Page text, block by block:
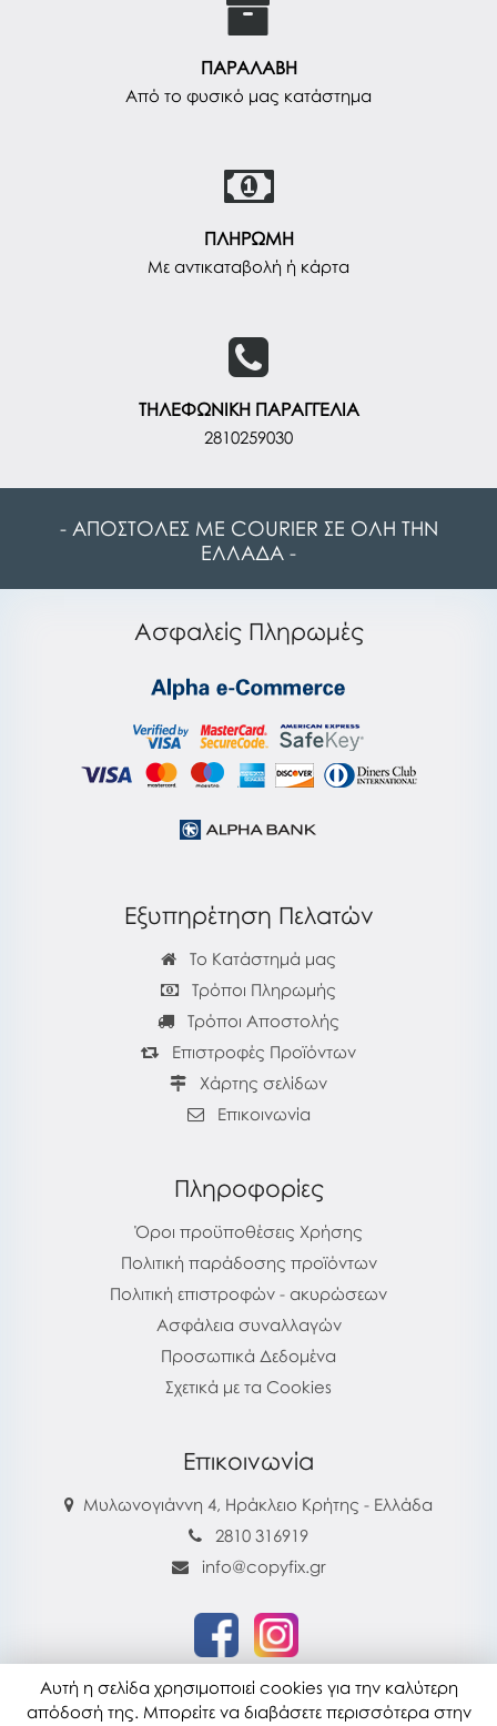
ΠΑΡΑΛΑΒΗ
Από το φυσικό μας κατάστημα
ΠΛΗΡΩΜΗ
Με αντικαταβολή ή κάρτα
ΤΗΛΕΦΩΝΙΚΗ ΠΑΡΑΓΓΕΛΙΑ
2810259030
- ΑΠΟΣΤΟΛΕΣ ΜΕ COURIER ΣΕ ΟΛΗ ΤΗΝ
ΕΛΛΑΔΑ -
Ασφαλείς Πληρωμές
Εξυπηρέτηση Πελατών
Το Κατάστημά μας
Τρόποι Πληρωμής
Τρόποι Αποστολής
Επιστροφές Προϊόντων
Χάρτης σελίδων
Επικοινωνία
Πληροφορίες
Όροι προϋποθέσεις Χρήσης
Πολιτική παράδοσης προϊόντων
Πολιτική επιστροφών - ακυρώσεων
Ασφάλεια συναλλαγών
Προσωπικά Δεδομένα
Σχετικά με τα Cookies
Επικοινωνία
Μυλωνογιάννη 4, Ηράκλειο Κρήτης - Ελλάδα
2810 316919
info@copyfix.gr
copyfix.gr © 2026
Αυτή η σελίδα χρησιμοποιεί cookies για την καλύτερη
απόδοσή της. Μπορείτε να διαβάσετε περισσότερα στην